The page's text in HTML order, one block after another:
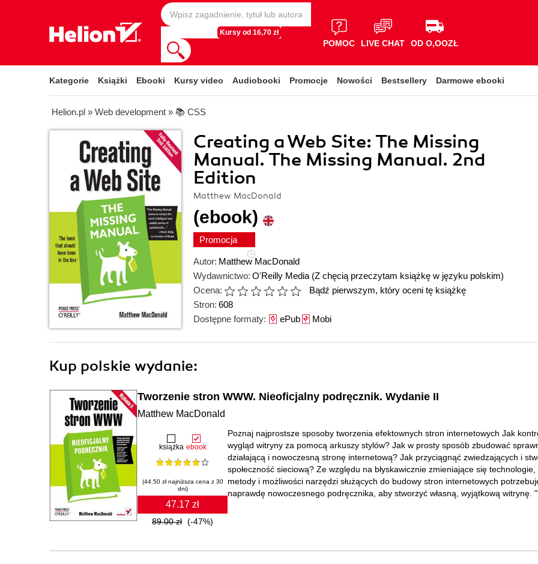
Kursy od 16,70 zł
POMOC LIVE CHAT OD O,OOZŁ
Kategorie Książki Ebooki Kursy video Audiobooki Promocje Nowości Bestsellery Darmowe ebooki
Helion.pl » Web development » 📚 CSS
Creating a Web Site: The Missing
Manual. The Missing Manual. 2nd
Edition
Matthew MacDonald
(ebook)
Promocja
Autor: Matthew MacDonald
Wydawnictwo: O'Reilly Media (Z chęcią przeczytam książkę w języku polskim)
Ocena:
Bądź pierwszym, który oceni tę książkę
Stron: 608
Dostępne formaty: ePubMobi
Kup polskie wydanie:
Tworzenie stron WWW. Nieoficjalny podręcznik. Wydanie II
Matthew MacDonald
książka ebook
(44.50 zł najniższa cena z 30
dni)
47.17 zł
89.00 zł (-47%)
Poznaj najprostsze sposoby tworzenia efektownych stron internetowych Jak
wygląd witryny za pomocą arkuszy stylów? Jak w prosty sposób zbudować
działającą i nowoczesną stronę internetową? Jak przyciągnąć zwiedzających i
społeczność sieciową? Ze względu na błyskawicznie zmieniające się technologie,
metody i możliwości narzędzi służących do budowy stron internetowych
naprawdę nowoczesnego podręcznika, aby stworzyć własną, wyjątkową witrynę.